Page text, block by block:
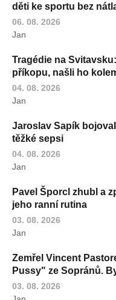
děti ke sportu bez
06. 08. 2026
Jan
Tragédie na
příkopu, našli ho
04. 08. 2026
Jan
Jaroslav Sapík
těžké sepsi
04. 08. 2026
Jan
Pavel Šporcl zhubl a
jeho ranní rutina
03. 08. 2026
Jan
Zemřel Vincent
Pussy" ze Sopránů.
03. 08. 2026